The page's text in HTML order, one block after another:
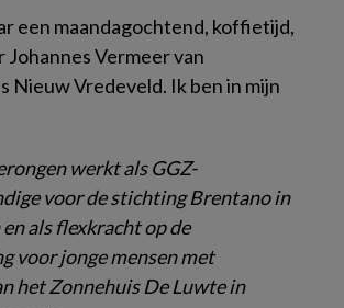
een maandagochtend, koffietijd,
Johannes Vermeervan
Nieuw Vredeveld. Ik ben in mijn
werkt als GGZ-
voor de stichting Brentano in
als flexkracht op de
voor jonge mensen met
het Zonnehuis De Luwte in